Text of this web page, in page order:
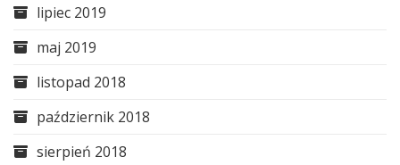
lipiec 2019
maj 2019
listopad 2018
październik 2018
sierpień 2018